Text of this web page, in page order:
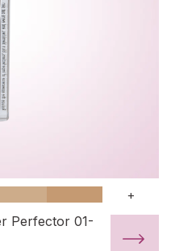
+
Perfector 01-